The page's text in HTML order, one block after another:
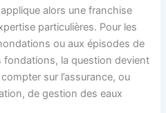
applique alors une franchise
particulières. Pour les
ou aux épisodes de
fondations, la question devient
sur l’assurance, ou
de gestion des eaux